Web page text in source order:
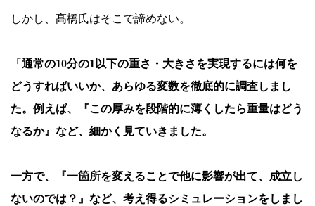
しかし、髙橋氏はそこで諦めない。
「 通常の10分の1以下の重さ・大きさを実現するには何を
どうすればいいか、あらゆる変数を徹底的に調査しまし
た。例えば、『この厚みを段階的に薄くしたら重量はどう
なるか』など、細かく見ていきました。
一方で、『一箇所を変えることで他に影響が出て、成立し
ないのでは？』など、考え得るシミュレーションをしまし